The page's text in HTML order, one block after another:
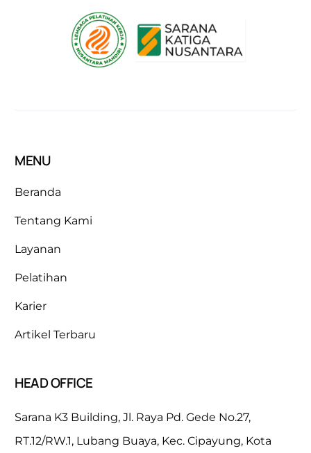
MENU
Beranda
Tentang Kami
Layanan
Pelatihan
Karier
Artikel Terbaru
HEAD OFFICE
Sarana K3 Building, Jl. Raya Pd. Gede No.27,
RT.12/RW.1, Lubang Buaya, Kec. Cipayung, Kota